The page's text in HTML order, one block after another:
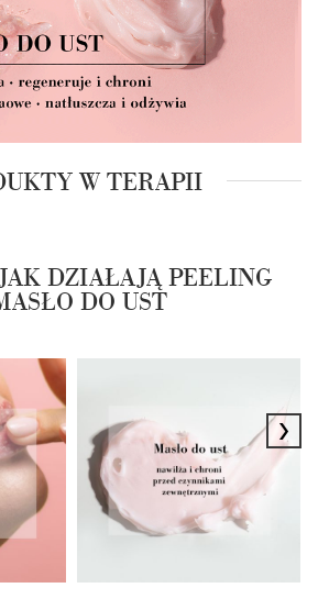
W TERAPII
DZIAŁAJĄ PEELING
DO UST
›